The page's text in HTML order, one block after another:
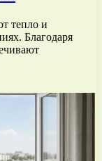
тепло и
Благодаря